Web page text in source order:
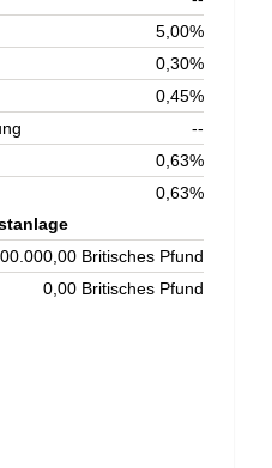
5,00%
0,30%
0,45%
--
0,63%
0,63%
Britisches Pfund
0,00 Britisches Pfund